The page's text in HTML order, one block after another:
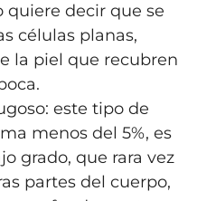
quiere decir que se
células planas,
la piel que recubren
este tipo de
menos del 5%, es
grado, que rara vez
partes del cuerpo,